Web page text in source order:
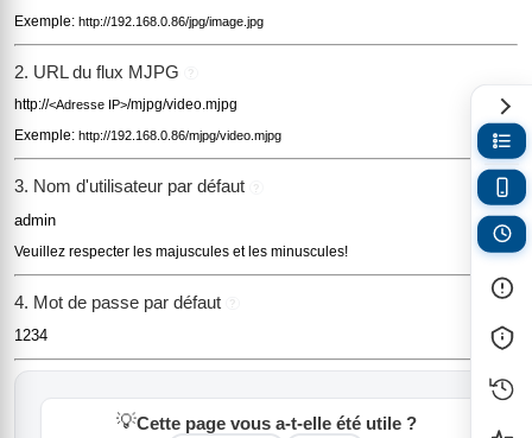
Exemple:http://192.168.0.86/jpg/image.jpg
2. URL du flux MJPG
http://<Adresse IP>/mjpg/video.mjpg
Exemple:http://192.168.0.86/mjpg/video.mjpg
3. Nom d'utilisateur par défaut
admin
Veuillez respecter les majuscules et les minuscules!
4. Mot de passe par défaut
1234
💡Cette page vous a-t-elle été utile ?